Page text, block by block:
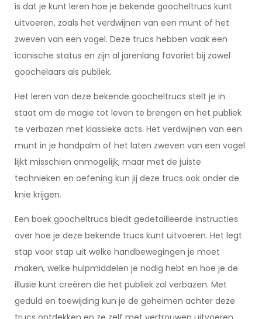
is dat je kunt leren hoe je bekende goocheltrucs kunt
uitvoeren, zoals het verdwijnen van een munt of het
zweven van een vogel. Deze trucs hebben vaak een
iconische status en zijn al jarenlang favoriet bij zowel
goochelaars als publiek.
Het leren van deze bekende goocheltrucs stelt je in
staat om de magie tot leven te brengen en het publiek
te verbazen met klassieke acts. Het verdwijnen van een
munt in je handpalm of het laten zweven van een vogel
lijkt misschien onmogelijk, maar met de juiste
technieken en oefening kun jij deze trucs ook onder de
knie krijgen.
Een boek goocheltrucs biedt gedetailleerde instructies
over hoe je deze bekende trucs kunt uitvoeren. Het legt
stap voor stap uit welke handbewegingen je moet
maken, welke hulpmiddelen je nodig hebt en hoe je de
illusie kunt creëren die het publiek zal verbazen. Met
geduld en toewijding kun je de geheimen achter deze